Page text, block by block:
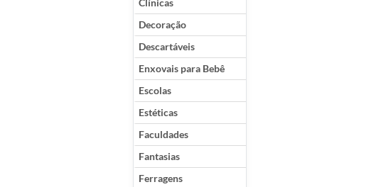
Clínicas
Decoração
Descartáveis
Enxovais para Bebê
Escolas
Estéticas
Faculdades
Fantasias
Ferragens